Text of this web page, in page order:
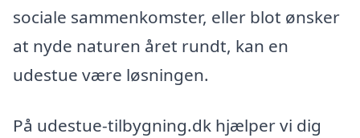
sociale sammenkomster, eller blot ønsker
at nyde naturen året rundt, kan en
udestue være løsningen.
På udestue-tilbygning.dk hjælper vi dig